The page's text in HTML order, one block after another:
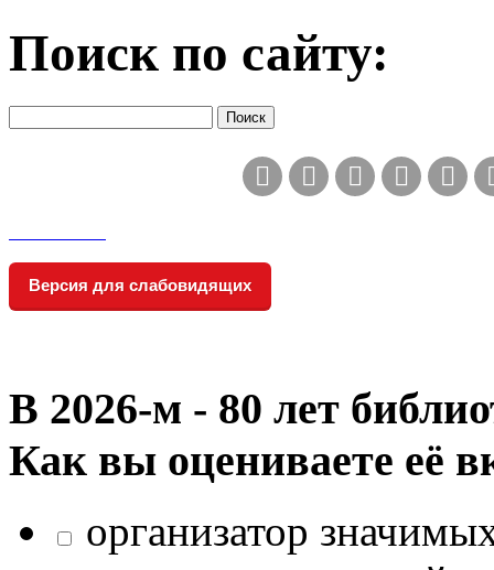
Поиск по сайту:
Версия для слабовидящих
В 2026‑м - 80 лет
Как вы оцениваете её
организатор